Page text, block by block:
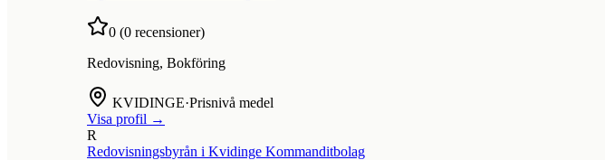
0 (0 recensioner)
Redovisning, Bokföring
KVIDINGE·Prisnivå medel
Visa profil →
R
Redovisningsbyrån i Kvidinge Kommanditbolag